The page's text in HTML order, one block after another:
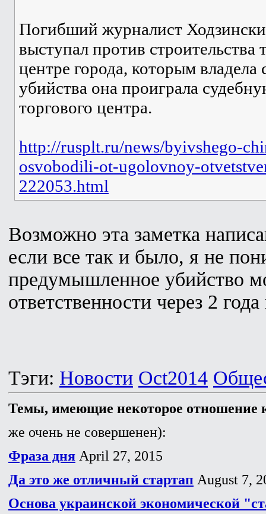
Погибший журналист
выступал против строительства
центре города, которым
убийства она проиграла
торгового центра.
http://rusplt.ru/news/byivshego-
osvobodili-ot-ugolovnoy-
222053.html
Возможно эта заметка
если все так и было, я не
предумышленное убийство
ответственности через 2
Тэги: Новости Oct2014
Темы, имеющие некоторое отношение
же очень не совершенен):
Фраза дня April 27, 2015
Да это же отличный стартап August 7,
Основа украинской экономической